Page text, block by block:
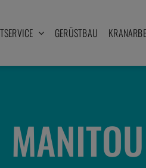
GERÜSTBAU